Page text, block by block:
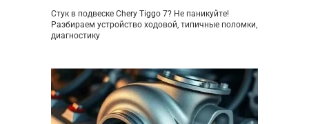
Стук в подвеске Chery Tiggo 7? Не паникуйте!
Разбираем устройство ходовой, типичные поломки,
диагностику